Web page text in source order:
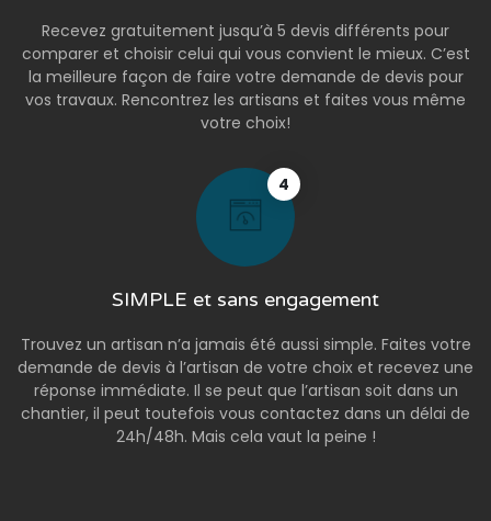
Recevez gratuitement jusqu’à 5 devis différents pour
comparer et choisir celui qui vous convient le mieux. C’est
la meilleure façon de faire votre demande de devis pour
vos travaux. Rencontrez les artisans et faites vous même
votre choix!
4
SIMPLE et sans engagement
Trouvez un artisan n’a jamais été aussi simple. Faites votre
demande de devis à l’artisan de votre choix et recevez une
réponse immédiate. Il se peut que l’artisan soit dans un
chantier, il peut toutefois vous contactez dans un délai de
24h/48h. Mais cela vaut la peine !